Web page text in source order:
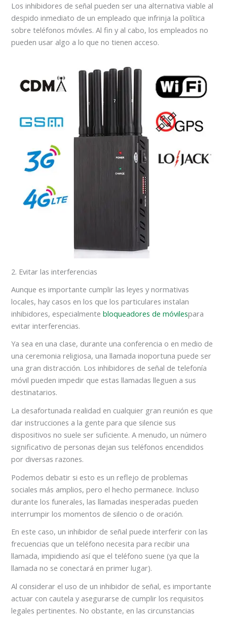
Los inhibidores de señal pueden ser una alternativa viable al
despido inmediato de un empleado que infrinja la política
sobre teléfonos móviles. Al fin y al cabo, los empleados no
pueden usar algo a lo que no tienen acceso.
2. Evitar las interferencias
Aunque es importante cumplir las leyes y normativas
locales, hay casos en los que los particulares instalan
inhibidores, especialmentebloqueadores de móvilespara
evitar interferencias.
Ya sea en una clase, durante una conferencia o en medio de
una ceremonia religiosa, una llamada inoportuna puede ser
una gran distracción. Los inhibidores de señal de telefonía
móvil pueden impedir que estas llamadas lleguen a sus
destinatarios.
La desafortunada realidad en cualquier gran reunión es que
dar instrucciones a la gente para que silencie sus
dispositivos no suele ser suficiente. A menudo, un número
significativo de personas dejan sus teléfonos encendidos
por diversas razones.
Podemos debatir si esto es un reflejo de problemas
sociales más amplios, pero el hecho permanece. Incluso
durante los funerales, las llamadas inesperadas pueden
interrumpir los momentos de silencio o de oración.
En este caso, un inhibidor de señal puede interferir con las
frecuencias que un teléfono necesita para recibir una
llamada, impidiendo así que el teléfono suene (ya que la
llamada no se conectará en primer lugar).
Al considerar el uso de un inhibidor de señal, es importante
actuar con cautela y asegurarse de cumplir los requisitos
legales pertinentes. No obstante, en las circunstancias